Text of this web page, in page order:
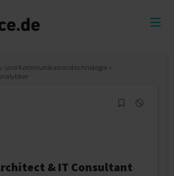
und Kommunikationstechnologie »
& IT Consultant